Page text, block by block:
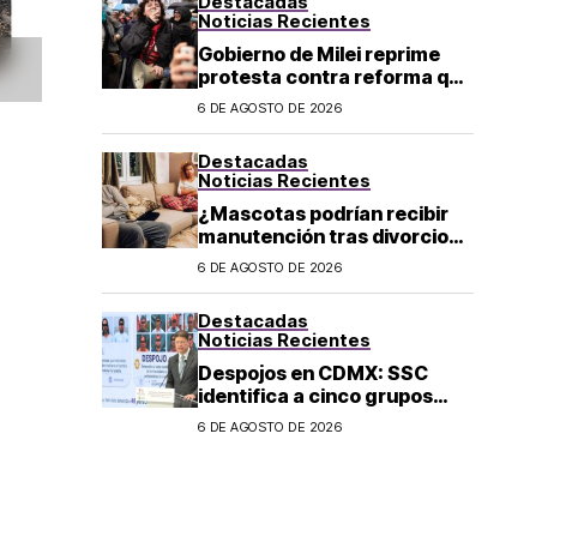
Noticias Recientes
Gobierno de Milei reprime
protesta contra reforma que
permite la venta de tierra a
6 DE AGOSTO DE 2026
Destacadas
Noticias Recientes
¿Mascotas podrían recibir
manutención tras divorcio
de sus dueños en CDMX?
6 DE AGOSTO DE 2026
Destacadas
Noticias Recientes
Despojos en CDMX: SSC
identifica a cinco grupos
criminales vinculados a este
6 DE AGOSTO DE 2026